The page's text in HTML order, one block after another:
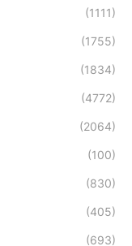
(1111)
(1755)
(1834)
(4772)
(2064)
(100)
(830)
(405)
(693)